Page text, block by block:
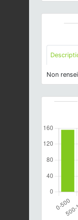
Non